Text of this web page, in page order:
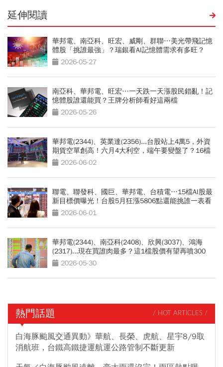
延伸閱讀
華邦電、南亞科、旺宏、威剛、群聯…美光帶飛記憶
體股「挑誰最強」？瑞銀看AI記憶體需求有多旺？
2026-05-27
南亞科、華邦電、旺宏…一天跌一天漲股民錯亂！記
憶體股誰還能買？王牌分析師看好這兩檔
2026-05-26
華邦電(2344)、英業達(2356)...台股站上4萬5，外資
期貨空單創高！六月4大利空，端午要變盤了？16檔
避風好股出列
2026-06-02
聯電、聯發科、國巨、華邦電、台積電…15檔AI股最
新目標價曝光！台股5月狂漲5806點還能挑誰一表看
2026-06-01
華邦電(2344)、南亞科(2408)、欣興(3037)、鴻海
(2317)...現在買誰肉最多？這1檔股價有望再噴300
元！11大熱門股操作策略
2026-05-30
熱門話題 / HOT ARTICLES /
白海豚颱風交通異動》華航、長榮、虎航、星宇8/9取
消航班，台鐵高鐵捷運航運公路管制不斷更新